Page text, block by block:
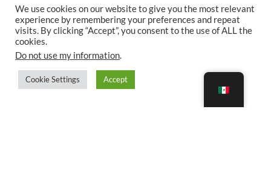
We use cookies on our website to give you the most relevant
experience by remembering your preferences and repeat
visits. By clicking “Accept”, you consent to the use of ALL the
cookies.
Do not use my information.
Cookie Settings Accept